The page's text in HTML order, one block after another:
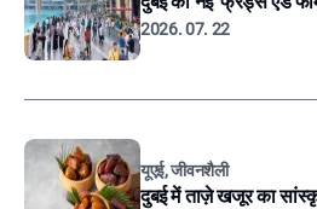
2026. 07. 22
यूएई, जीवनशैली
दुबई में ताज़े खजूर का